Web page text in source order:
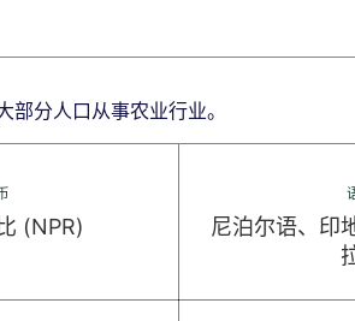
分人口从事农业行业。
(NPR)
尼泊尔语、印